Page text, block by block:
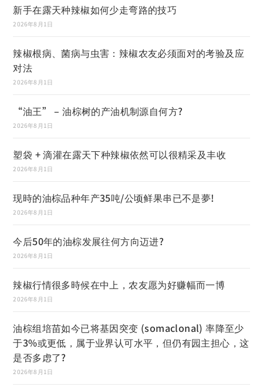
新手在露天种辣椒如何少走弯路的技巧
2026年8月1日
辣椒根病、菌病与虫害：辣椒农友必须面对的考验及应
对法
2026年8月1日
“油王” – 油棕树的产油机制源自何方?
2026年8月1日
塑袋 + 滴灌在露天下种辣椒依然可以很精采及丰收
2026年8月1日
现時的油棕品种年产35吨/公顷鲜果串已不是夢!
2026年8月1日
今后50年的油棕发展往何方向迈进?
2026年8月1日
辣椒行情很多時候在中上，农友愿为好赚幅而一博
2026年8月1日
油棕组培苗如今已将基因突变 (somaclonal) 率降至少
于3%或更低，属于业界认可水平，但仍有园主担心，这
是否多虑了?
2026年8月1日